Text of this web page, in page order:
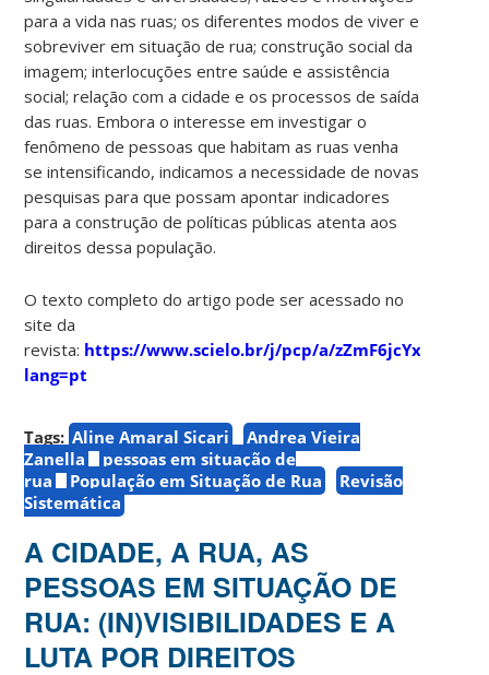
para a vida nas ruas; os diferentes modos de viver e
sobreviver em situação de rua; construção social da
imagem; interlocuções entre saúde e assistência
social; relação com a cidade e os processos de saída
das ruas. Embora o interesse em investigar o
fenômeno de pessoas que habitam as ruas venha
se intensificando, indicamos a necessidade de novas
pesquisas para que possam apontar indicadores
para a construção de políticas públicas atenta aos
direitos dessa população.
O texto completo do artigo pode ser acessado no
site da
revista: https://www.scielo.br/j/pcp/a/
lang=pt
Tags: Aline Amaral Sicari
Andrea Vieira
Zanella
pessoas em situação de
rua
População em Situação de Rua
Revisão
Sistemática
A CIDADE, A RUA, AS
PESSOAS EM SITUAÇÃO DE
RUA: (IN)VISIBILIDADES E A
LUTA POR DIREITOS